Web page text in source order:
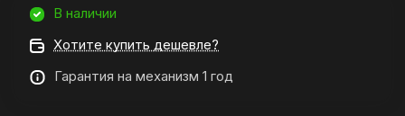
В наличии
Хотите купить дешевле?
Гарантия на механизм 1 год